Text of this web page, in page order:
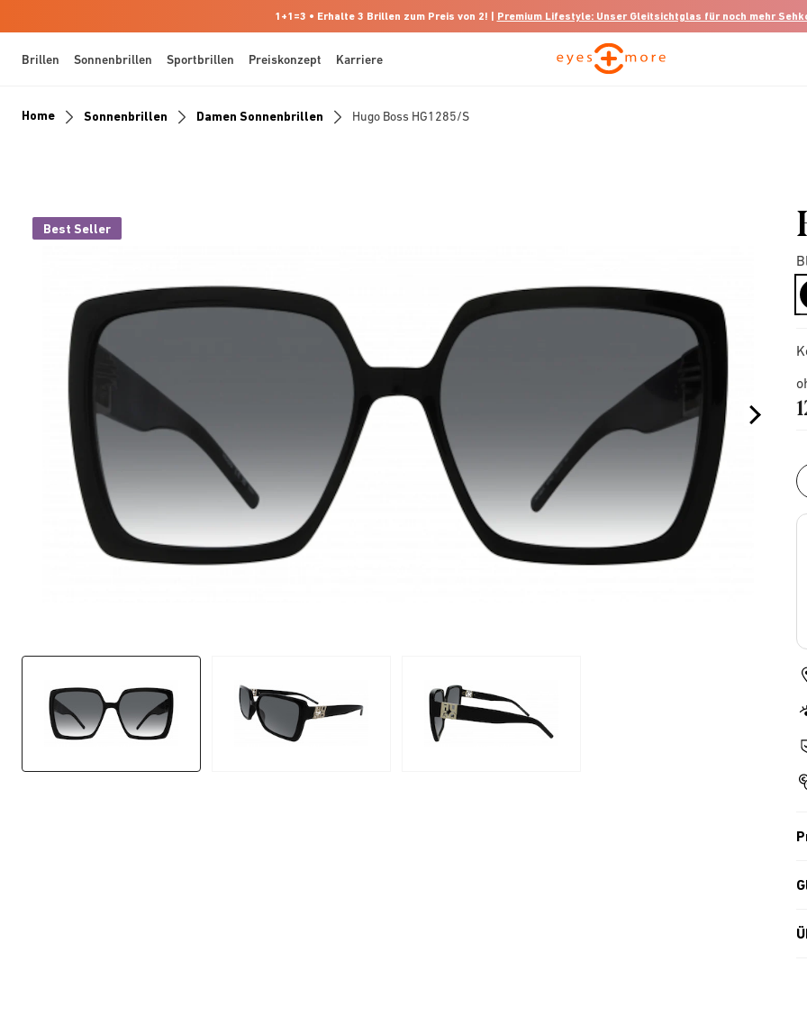
1+1=3 • Erhalte 3 Brillen zum Preis von 2! | Premium Lifestyle: Unser Gleitsichtglas für noch mehr
Brillen Sonnenbrillen Sportbrillen Preiskonzept Karriere
Home Sonnenbrillen Damen Sonnenbrillen Hugo Boss HG1285/S
Best Seller